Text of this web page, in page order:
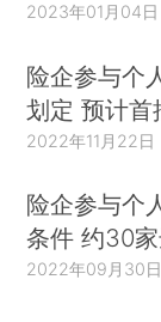
2023年01月04日
险企参与个
划定 预计首
2022年11月22日
险企参与个
条件 约30
2022年09月30日